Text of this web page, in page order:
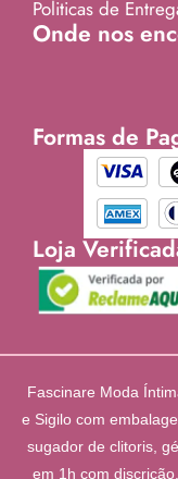
Politicas de
Onde nos
Formas de
Loja
Fascinare Moda
e Sigilo com
sugador de clitoris,
em 1h com